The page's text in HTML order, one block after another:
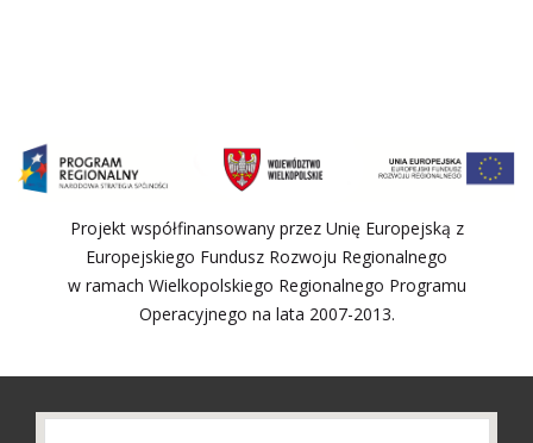
Projekt współfinansowany przez Unię Europejską z
Europejskiego Fundusz Rozwoju Regionalnego
w ramach Wielkopolskiego Regionalnego Programu
Operacyjnego na lata 2007-2013.